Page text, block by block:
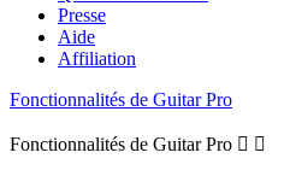
Presse
Aide
Affiliation
Fonctionnalités de Guitar Pro
Fonctionnalités de Guitar Pro  